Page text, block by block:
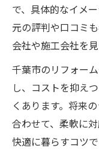
で、具体的なイメ
元の評判や口コミ
会社や施工会社を
千葉市のリフォー
し、コストを抑え
くあります。将来
合わせて、柔軟に
快適に暮らすコツで